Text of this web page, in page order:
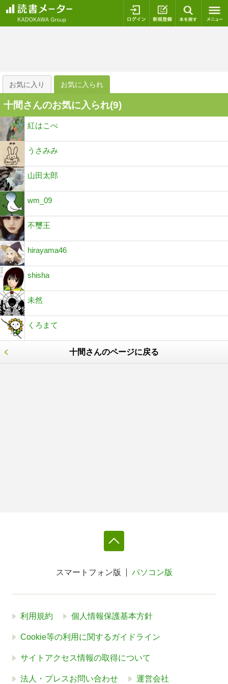
ログイン 新規登録
お気に入り お気に入られ
十間さんのお気に入られ(9)
紅はこべ
うさみみ
山田太郎
wm_09
不璽王
hirayama46
shisha
未然
くろまて
十間さんのページに戻る
スマートフォン版 パソコン版
利用規約 個人情報保護基本方針
Cookie等の利用に関するガイドライン
サイトアクセス情報の取得について
法人・プレスお問い合わせ 運営会社